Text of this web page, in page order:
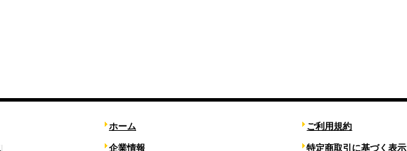
ホーム
企業情報
ご利用規約
特定商取引に基づく表示